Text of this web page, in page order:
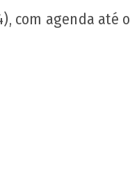
com agenda até o